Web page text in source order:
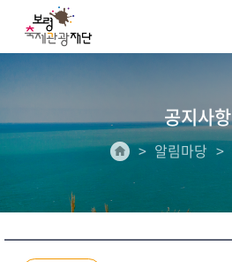
공지사항
알림마당